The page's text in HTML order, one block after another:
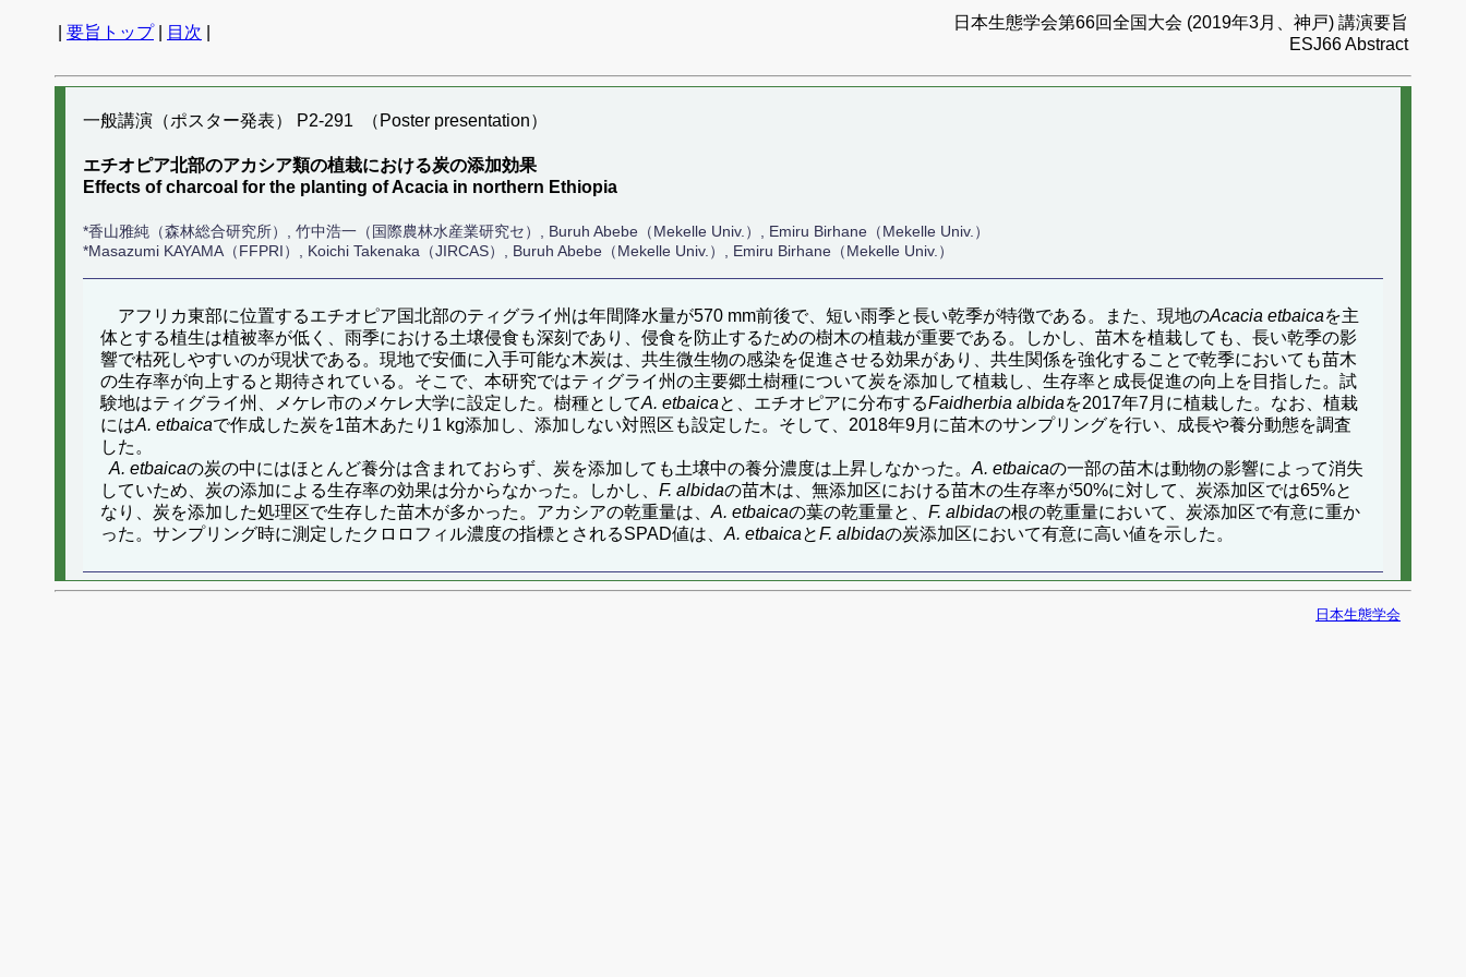
要旨トップ| 目次
日本生態学会第66回全国大会 (2019年3月、神戸) 講演要旨
ESJ66 Abstract
一般講演（ポスター発表） P2-291 （Poster presentation）
エチオピア北部のアカシア類の植栽における炭の添加効果
Effects of charcoal for the planting of Acacia in northern Ethiopia
*香山雅純（森林総合研究所）, 竹中浩一（国際農林水産業研究セ）, Buruh Abebe（Mekelle Univ.）, Emiru Birhane（Mekelle Univ.）
*Masazumi KAYAMA（FFPRI）, Koichi Takenaka（JIRCAS）, Buruh Abebe（Mekelle Univ.）, Emiru Birhane（Mekelle Univ.）
アフリカ東部に位置するエチオピア国北部のティグライ州は年間降水量が570 mm前後で、短い雨季と長い乾季が特徴である。また、現地のAcacia etbaicaを主
体とする植生は植被率が低く、雨季における土壌侵食も深刻であり、侵食を防止するための樹木の植栽が重要である。しかし、苗木を植栽しても、長い乾季の影
響で枯死しやすいのが現状である。現地で安価に入手可能な木炭は、共生微生物の感染を促進させる効果があり、共生関係を強化することで乾季においても苗木
の生存率が向上すると期待されている。そこで、本研究ではティグライ州の主要郷土樹種について炭を添加して植栽し、生存率と成長促進の向上を目指した。試
験地はティグライ州、メケレ市のメケレ大学に設定した。樹種としてA. etbaicaと、エチオピアに分布するFaidherbia albidaを2017年7月に植栽した。なお、植栽
にはA. etbaicaで作成した炭を1苗木あたり1 kg添加し、添加しない対照区も設定した。そして、2018年9月に苗木のサンプリングを行い、成長や養分動態を調査
した。
A. etbaicaの炭の中にはほとんど養分は含まれておらず、炭を添加しても土壌中の養分濃度は上昇しなかった。 A. etbaicaの一部の苗木は動物の影響によって消失
していため、炭の添加による生存率の効果は分からなかった。しかし、 F. albidaの苗木は、無添加区における苗木の生存率が50%に対して、炭添加区では65%と
なり、炭を添加した処理区で生存した苗木が多かった。アカシアの乾重量は、 A. etbaicaの葉の乾重量と、 F. albidaの根の乾重量において、炭添加区で有意に重か
った。サンプリング時に測定したクロロフィル濃度の指標とされるSPAD値は、 A. etbaicaとF. albidaの炭添加区において有意に高い値を示した。
日本生態学会